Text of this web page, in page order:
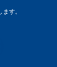
す。